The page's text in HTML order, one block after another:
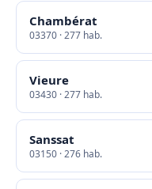
Chambérat
03370 · 277 hab.
Vieure
03430 · 277 hab.
Sanssat
03150 · 276 hab.